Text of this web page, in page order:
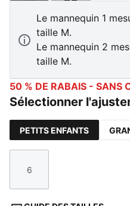
Le mannequin 1
taille M.
Le mannequin 2
taille M.
50 % DE RABAIS - SANS
Sélectionner
PETITS ENFANTS
Taille
6